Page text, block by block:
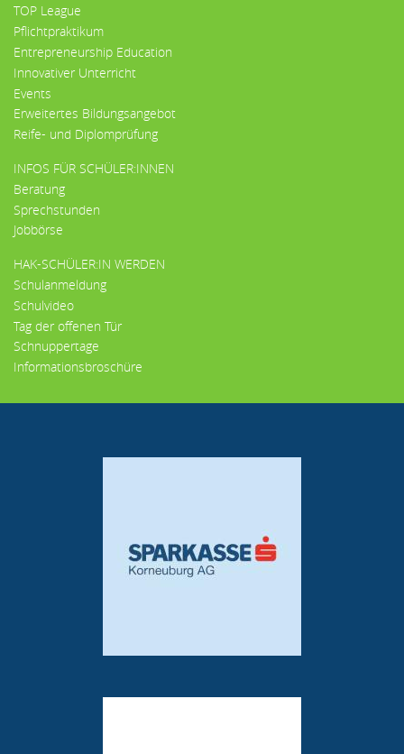
TOP League
Pflichtpraktikum
Entrepreneurship Education
Innovativer Unterricht
Events
Erweitertes Bildungsangebot
Reife- und Diplomprüfung
INFOS FÜR SCHÜLER:INNEN
Beratung
Sprechstunden
Jobbörse
HAK-SCHÜLER:IN WERDEN
Schulanmeldung
Schulvideo
Tag der offenen Tür
Schnuppertage
Informationsbroschüre